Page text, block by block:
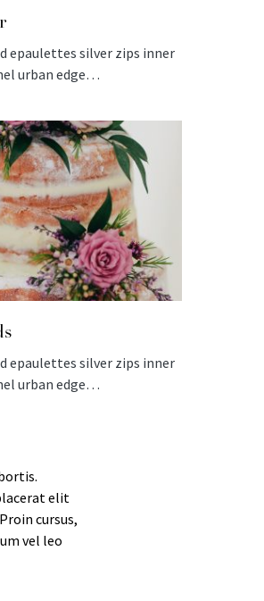
epaulettes silver zips inner
urban edge…
epaulettes silver zips inner
urban edge…
elit
cursus,
vel leo